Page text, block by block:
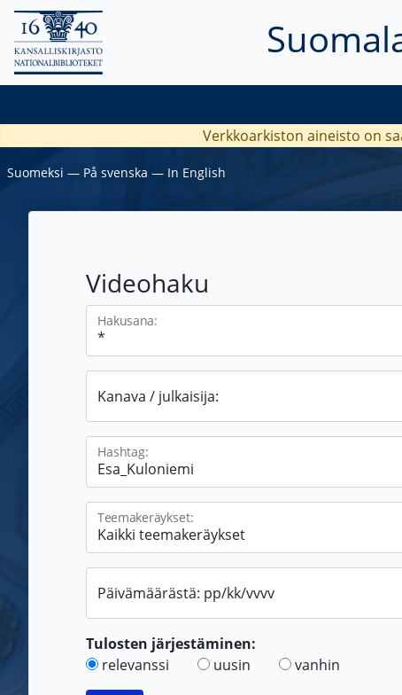
Verkkoarkiston aineisto on
Suomeksi ― På svenska ― In English
Videohaku
Hakusana:
Kanava / julkaisija:
Hashtag:
Teemakeräykset:
Päivämäärästä: pp/kk/vvvv
Tulosten järjestäminen:
relevanssi
uusin vanhin